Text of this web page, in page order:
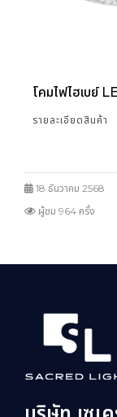
โคมไฟไฮเบย์
รายละเอียดสินค้า
18 ธันวาคม 2568
ผู้ชม 964 ครั้ง